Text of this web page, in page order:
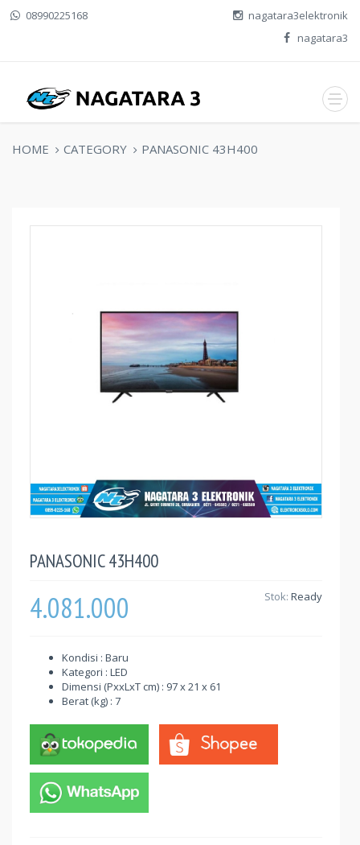
08990225168
nagatara3elektronik
nagatara3
HOME CATEGORY PANASONIC 43H400
PANASONIC 43H400
4.081.000 Stok: Ready
Kondisi : Baru
Kategori : LED
Dimensi (PxxLxT cm) : 97 x 21 x 61
Berat (kg) : 7